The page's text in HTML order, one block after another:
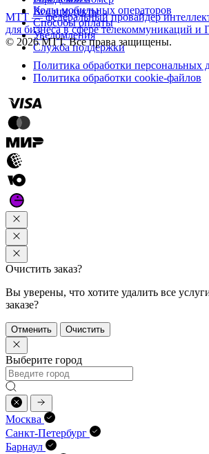
Все продукты
Коды мобильных операторов
Способы оплаты
Уведомления
Служба поддержки
МТТ — федеральный провайдер
для бизнеса в сфере телекоммуникаций и
© 2026 МТТ. Все права защищены.
Политика обработки персональных
Политика обработки cookie-файлов
Очистить заказ?
Вы уверены, что хотите удалить все
заказе?
Отменить Очистить
Выберите город
Москва
Санкт-Петербург
Барнаул